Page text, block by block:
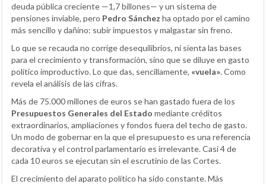
deuda pública creciente —1,7 billones— y un sistema de
pensiones inviable, pero Pedro Sánchez ha optado por el camino
más sencillo y dañino: subir impuestos y malgastar sin freno.
Lo que se recauda no corrige desequilibrios, ni sienta las bases
para el crecimiento y transformación, sino que se diluye en gasto
político improductivo. Lo que das, sencillamente, «vuela». Como
revela el análisis de las cifras.
Más de 75.000 millones de euros se han gastado fuera de los
Presupuestos Generales del Estado mediante créditos
extraordinarios, ampliaciones y fondos fuera del techo de gasto.
Un modo de gobernar en la que el presupuesto es una referencia
decorativa y el control parlamentario es irrelevante. Casi 4 de
cada 10 euros se ejecutan sin el escrutinio de las Cortes.
El crecimiento del aparato político ha sido constante. Más